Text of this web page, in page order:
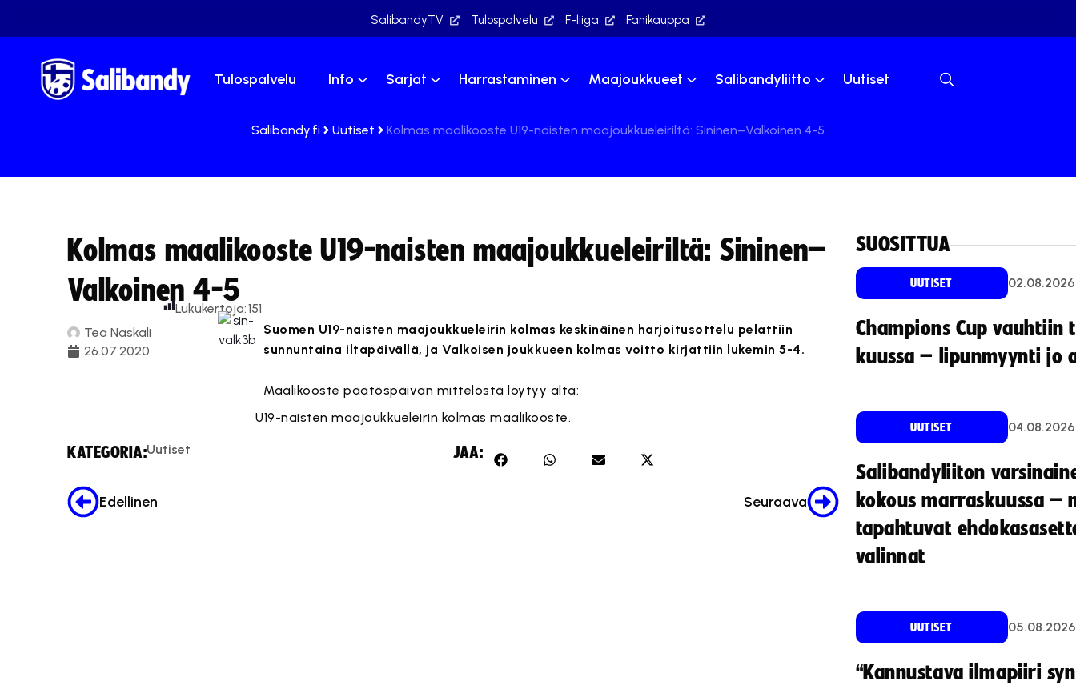
SalibandyTV Tulospalvelu F-liiga Fanikauppa
Tulospalvelu Info Sarjat Harrastaminen Maajoukkueet Salibandyliitto Uutiset
Salibandy.fi Uutiset Kolmas maalikooste U19-naisten maajoukkueleiriltä: Sininen–Valkoinen 4-5
Kolmas maalikooste U19-naisten maajoukkueleiriltä: Sininen–
Valkoinen 4-5
Tea Naskali
26.07.2020
Lukukertoja:151
Suomen U19-naisten maajoukkueleirin kolmas keskinäinen harjoitusottelu pelattiin
sunnuntaina iltapäivällä, ja Valkoisen joukkueen kolmas voitto kirjattiin lukemin 5-4.
Maalikooste päätöspäivän mittelöstä löytyy alta:
Tämä sisältö on estetty, koska se vaatii markkinointievästeitä.
U19-naisten maajoukkueleirin kolmas maalikooste.
KATEGORIA:Uutiset JAA:
Edellinen Seuraava
SUOSITTUA
UUTISET 02.08.2026
Champions Cup vauhtiin
kuussa – lipunmyynti jo
UUTISET 04.08.2026
Salibandyliiton
kokous marraskuussa –
tapahtuvat
valinnat
UUTISET 05.08.2026
“Kannustava ilmapiiri